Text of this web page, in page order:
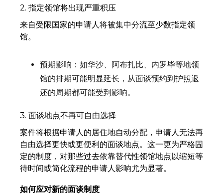
2. 指定领馆将出现严重积压
来自受限国家的申请人将被集中分流至少数指定领
馆。
预期影响：如华沙、阿布扎比、内罗毕等地领
馆的排期可能明显延长，从面谈预约到护照返
还的周期都可能受到影响。
3. 面谈地点不再可自由选择
案件将根据申请人的居住地自动分配，申请人无法再
自由选择更快或更便利的面谈地点。这一更为严格固
定的制度，对那些过去依靠替代性领馆地点以缩短等
待时间或简化流程的申请人影响尤为显著。
如何应对新的面谈制度